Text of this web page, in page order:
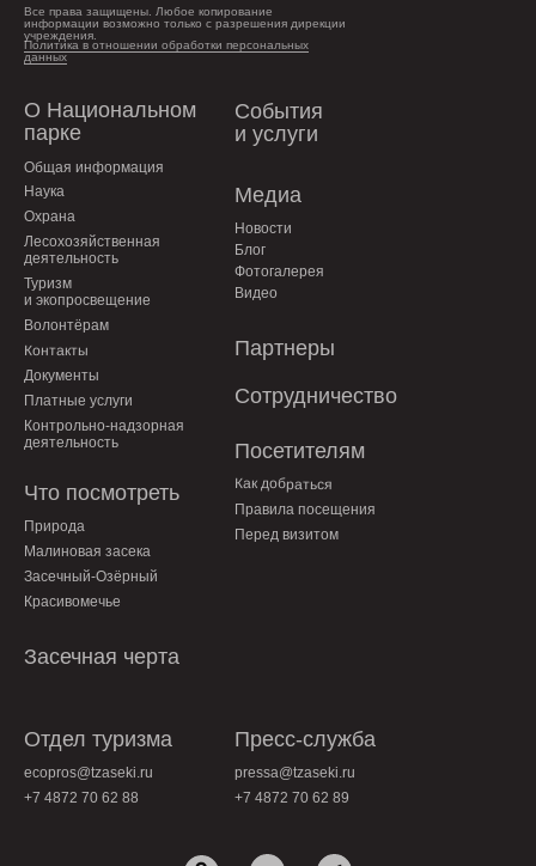
Волонтёрам
Контакты
Документы
Платные услуги
Перед визитом
Правила посещения
Как добраться
Засечная черта
О Национальном
парке
Все права защищены. Любое копирование
информации возможно только с разрешения дирекции
учреждения.
Политика в отношении обработки персональных
данных
Общая информация
Наука
Охрана
Лесохозяйственная
деятельность
Туризм
и экопросвещение
Контрольно-надзорная
деятельность
События
и услуги
Красивомечье
Засечный-Озёрный
Малиновая засека
Природа
Что посмотреть
Партнеры
Сотрудничество
Посетителям
Новости
Блог
Фотогалерея
Видео
Медиа
+7 4872 70 62 88
ecopros@tzaseki.ru
Отдел туризма Пресс-служба
+7 4872 70 62 89
pressa@tzaseki.ru